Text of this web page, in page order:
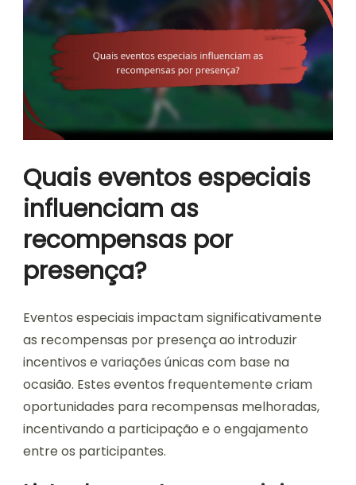
Quais eventos especiais
influenciam as
recompensas por
presença?
Eventos especiais impactam significativamente
as recompensas por presença ao introduzir
incentivos e variações únicas com base na
ocasião. Estes eventos frequentemente criam
oportunidades para recompensas melhoradas,
incentivando a participação e o engajamento
entre os participantes.